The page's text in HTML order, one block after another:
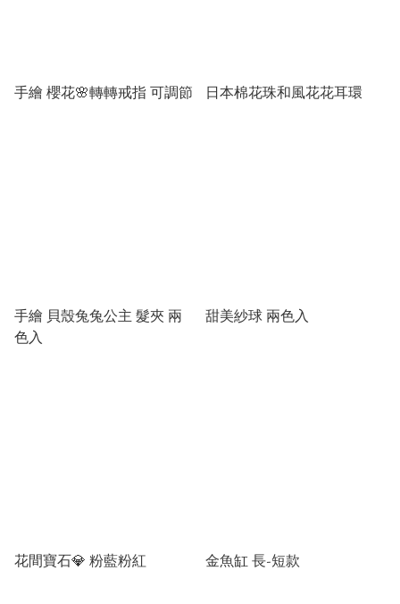
手繪 櫻花🌸轉轉戒指 可調節 日本棉花珠和風花花耳環
手繪 貝殼兔兔公主 髮夾 兩
色入
甜美紗球 兩色入
花間寶石💎 粉藍粉紅 金魚缸 長-短款